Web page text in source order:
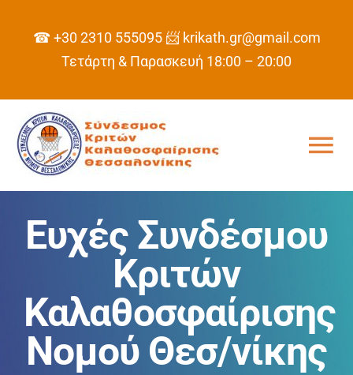
☎ +30 2310 555095 📨 krikath.gr@gmail.com
Τετάρτη & Παρασκευή 18:00 – 20:00
ΣΥΝΔΕΣΜΟΣ
ΠΡΟΓΡΑΜΜΑ
ΑΝΑΚΟΙΝΩΣΕΙΣ
Ευχές Συνδέσμου
Κριτών
Καλαθοσφαίρισης
Νομού Θεσ/νίκης